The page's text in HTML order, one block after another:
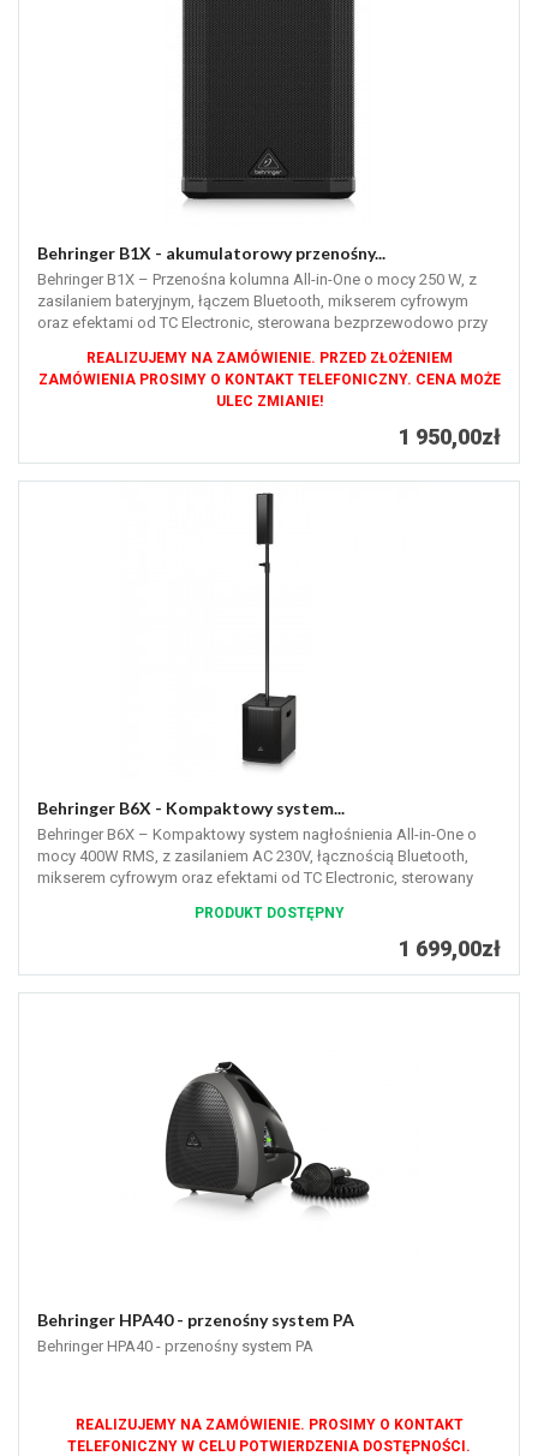
Behringer B1X - akumulatorowy przenośny...
Behringer B1X – Przenośna kolumna All-in-One o mocy 250 W, z
zasilaniem bateryjnym, łączem Bluetooth, mikserem cyfrowym
oraz efektami od TC Electronic, sterowana bezprzewodowo przy
REALIZUJEMY NA ZAMÓWIENIE. PRZED ZŁOŻENIEM
ZAMÓWIENIA PROSIMY O KONTAKT TELEFONICZNY. CENA MOŻE
ULEC ZMIANIE!
1 950,00zł
Behringer B6X - Kompaktowy system...
Behringer B6X – Kompaktowy system nagłośnienia All-in-One o
mocy 400W RMS, z zasilaniem AC 230V, łącznością Bluetooth,
mikserem cyfrowym oraz efektami od TC Electronic, sterowany
PRODUKT DOSTĘPNY
1 699,00zł
Behringer HPA40 - przenośny system PA
Behringer HPA40 - przenośny system PA
REALIZUJEMY NA ZAMÓWIENIE. PROSIMY O KONTAKT
TELEFONICZNY W CELU POTWIERDZENIA DOSTĘPNOŚCI.